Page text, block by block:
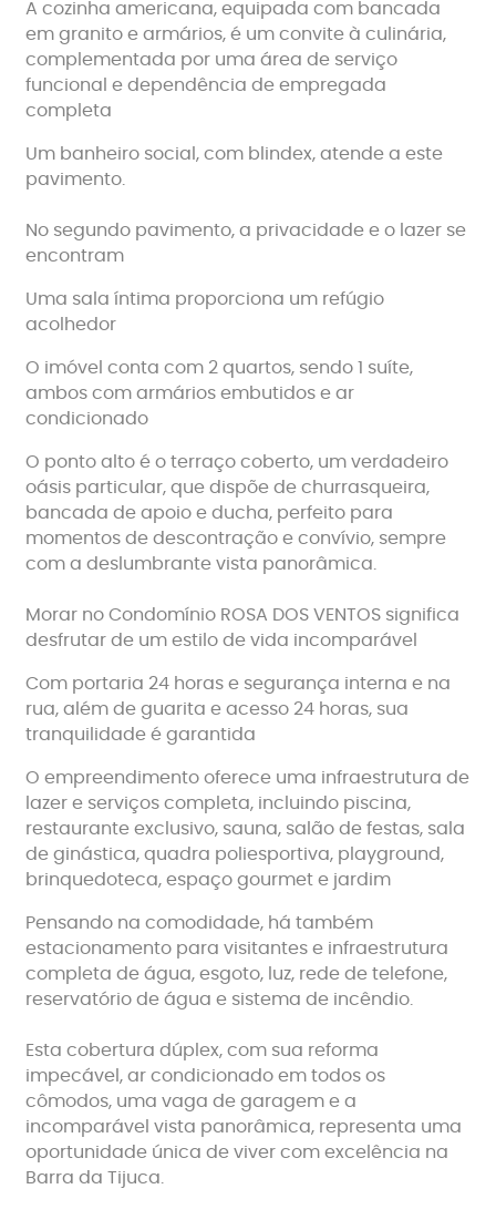
A cozinha americana, equipada com bancada
em granito e armários, é um convite à culinária,
complementada por uma área de serviço
funcional e dependência de empregada
completa
Um banheiro social, com blindex, atende a este
pavimento.
No segundo pavimento, a privacidade e o lazer se
encontram
Uma sala íntima proporciona um refúgio
acolhedor
O imóvel conta com 2 quartos, sendo 1 suíte,
ambos com armários embutidos e ar
condicionado
O ponto alto é o terraço coberto, um verdadeiro
oásis particular, que dispõe de churrasqueira,
bancada de apoio e ducha, perfeito para
momentos de descontração e convívio, sempre
com a deslumbrante vista panorâmica.
Morar no Condomínio ROSA DOS VENTOS significa
desfrutar de um estilo de vida incomparável
Com portaria 24 horas e segurança interna e na
rua, além de guarita e acesso 24 horas, sua
tranquilidade é garantida
O empreendimento oferece uma infraestrutura de
lazer e serviços completa, incluindo piscina,
restaurante exclusivo, sauna, salão de festas, sala
de ginástica, quadra poliesportiva, playground,
brinquedoteca, espaço gourmet e jardim
Pensando na comodidade, há também
estacionamento para visitantes e infraestrutura
completa de água, esgoto, luz, rede de telefone,
reservatório de água e sistema de incêndio.
Esta cobertura dúplex, com sua reforma
impecável, ar condicionado em todos os
cômodos, uma vaga de garagem e a
incomparável vista panorâmica, representa uma
oportunidade única de viver com excelência na
Barra da Tijuca.